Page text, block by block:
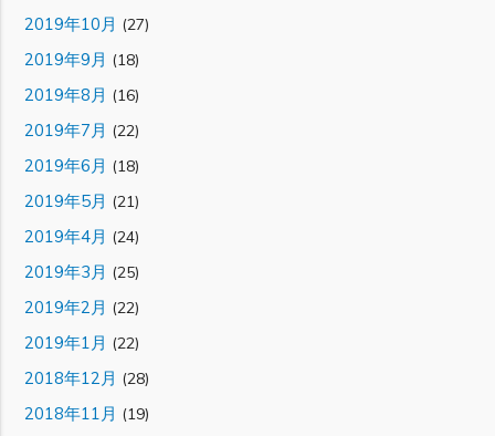
2019年10月 (27)
2019年9月 (18)
2019年8月 (16)
2019年7月 (22)
2019年6月 (18)
2019年5月 (21)
2019年4月 (24)
2019年3月 (25)
2019年2月 (22)
2019年1月 (22)
2018年12月 (28)
2018年11月 (19)